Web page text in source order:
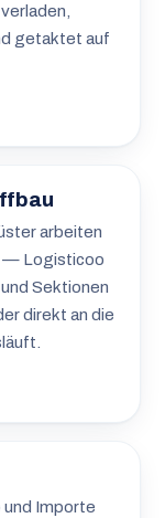
getaktet auf
arbeiten
— Logisticoo
Sektionen
direkt an die
Importe